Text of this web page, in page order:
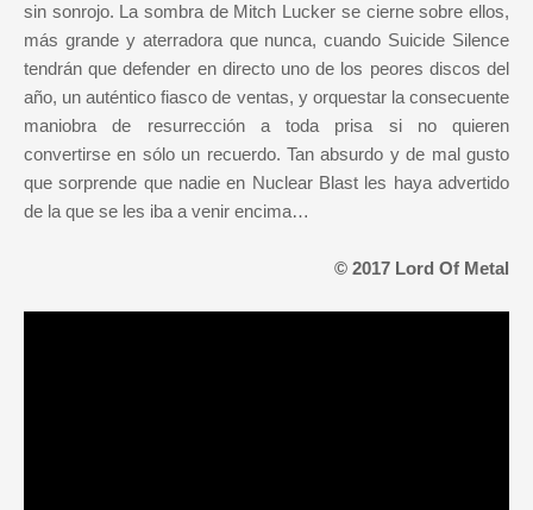
sin sonrojo. La sombra de Mitch Lucker se cierne sobre ellos,
más grande y aterradora que nunca, cuando Suicide Silence
tendrán que defender en directo uno de los peores discos del
año, un auténtico fiasco de ventas, y orquestar la consecuente
maniobra de resurrección a toda prisa si no quieren
convertirse en sólo un recuerdo. Tan absurdo y de mal gusto
que sorprende que nadie en Nuclear Blast les haya advertido
de la que se les iba a venir encima…
© 2017 Lord Of Metal